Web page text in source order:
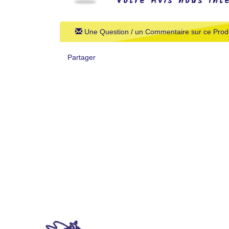
Une Question / un Commentaire sur ce
Partager